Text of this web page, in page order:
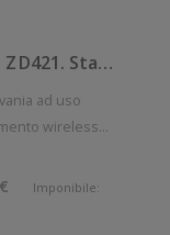
ZD4A043-D0EE00EZ Zebra Mod. ZD421. Stampante di etichette.
wireless
Imponibile: